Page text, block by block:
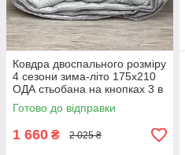
Ковдра двоспального розміру
4 сезони зима-літо 175х210
ОДА стьобана на кнопках 3 в
1, Колір - Сірий
Готово до відправки
1 660 ₴ 2 025 ₴